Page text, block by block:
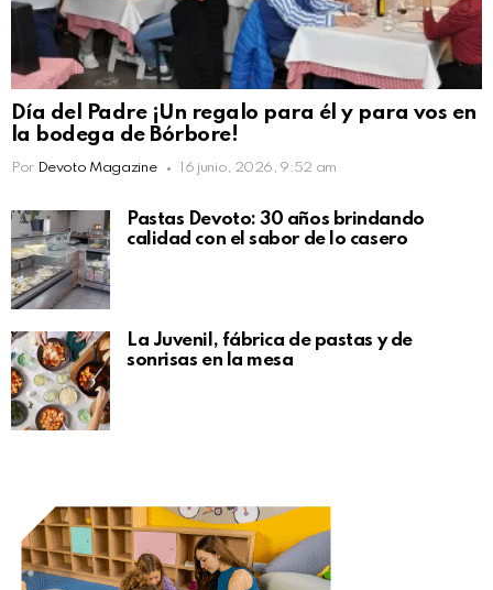
Día del Padre ¡Un regalo para él y para vos en
la bodega de Bórbore!
Por Devoto Magazine 16 junio, 2026, 9:52 am
Pastas Devoto: 30 años brindando
calidad con el sabor de lo casero
La Juvenil, fábrica de pastas y de
sonrisas en la mesa